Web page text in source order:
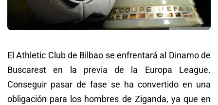
El Athletic Club de Bilbao se enfrentará al Dinamo de
Buscarest en la previa de la Europa League.
Conseguir pasar de fase se ha convertido en una
obligación para los hombres de Ziganda, ya que en